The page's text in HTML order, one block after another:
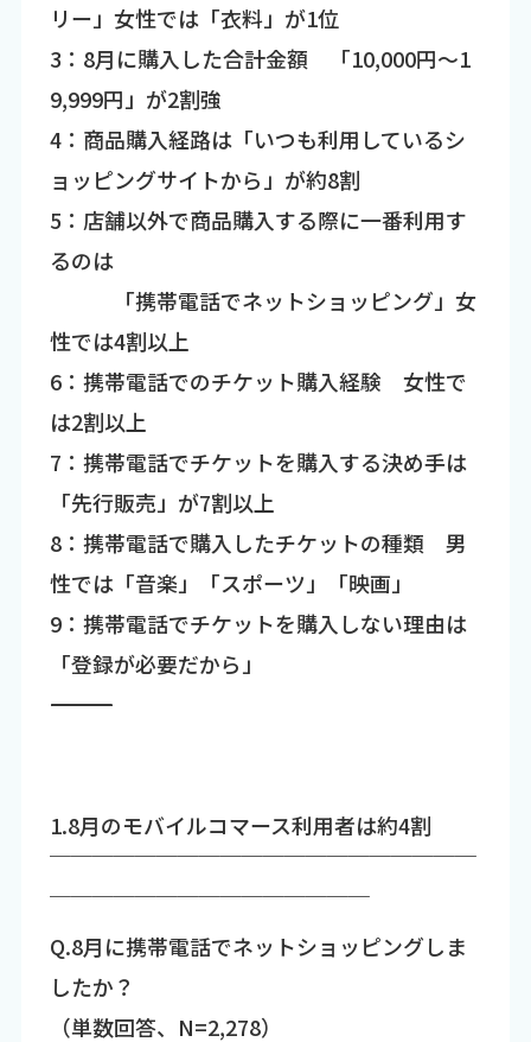
リー」女性では「衣料」が1位
3：8月に購入した合計金額 「10,000円～1
9,999円」が2割強
4：商品購入経路は「いつも利用しているシ
ョッピングサイトから」が約8割
5：店舗以外で商品購入する際に一番利用す
るのは
「携帯電話でネットショッピング」女
性では4割以上
6：携帯電話でのチケット購入経験 女性で
は2割以上
7：携帯電話でチケットを購入する決め手は
「先行販売」が7割以上
8：携帯電話で購入したチケットの種類 男
性では「音楽」「スポーツ」「映画」
9：携帯電話でチケットを購入しない理由は
「登録が必要だから」
―――――――――――――――――――――――――――――――――――――
1.8月のモバイルコマース利用者は約4割
￣￣￣￣￣￣￣￣￣￣￣￣￣￣￣￣￣￣￣￣
￣￣￣￣￣￣￣￣￣￣￣￣￣￣￣
Q.8月に携帯電話でネットショッピングしま
したか？
（単数回答、N=2,278）